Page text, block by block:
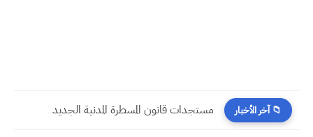
📁 آخر الأخبار